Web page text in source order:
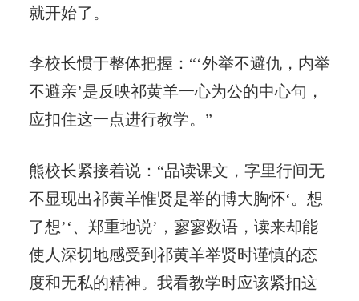
就开始了。
李校长惯于整体把握：“‘外举不避仇，内举
不避亲’是反映祁黄羊一心为公的中心句，
应扣住这一点进行教学。”
熊校长紧接着说：“品读课文，字里行间无
不显现出祁黄羊惟贤是举的博大胸怀‘。想
了想’‘、郑重地说’，寥寥数语，读来却能
使人深切地感受到祁黄羊举贤时谨慎的态
度和无私的精神。我看教学时应该紧扣这